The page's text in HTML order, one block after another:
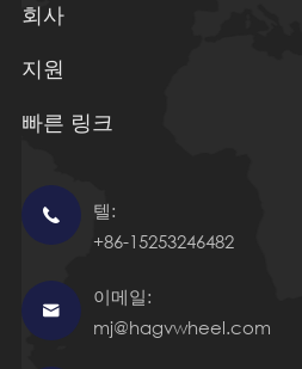
회사
지원
빠른 링크

텔:
+86-15253246482

이메일:
mj@hagvwheel.com